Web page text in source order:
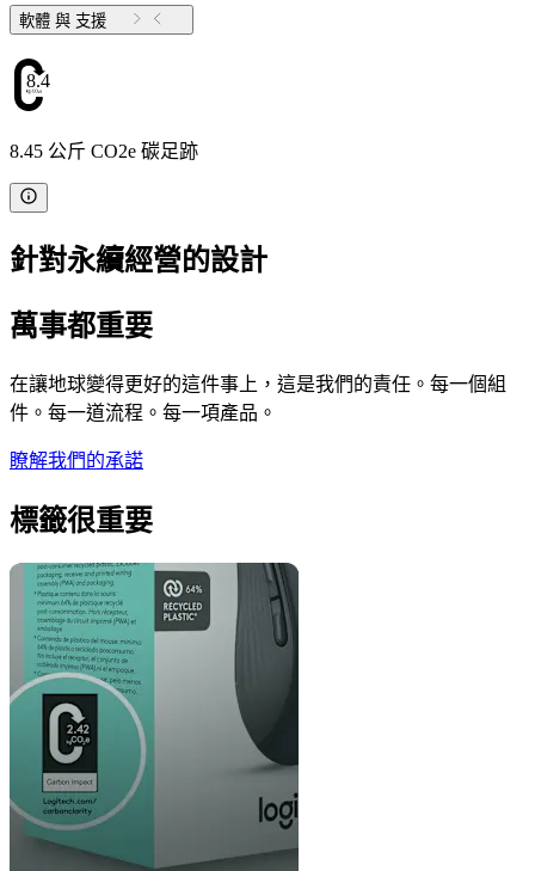
軟體 與 支援
8.45
8.45 公斤 CO2e 碳足跡
針對永續經營的設計
萬事都重要
在讓地球變得更好的這件事上，這是我們的責任。每一個組
件。每一道流程。每一項產品。
瞭解我們的承諾
標籤很重要